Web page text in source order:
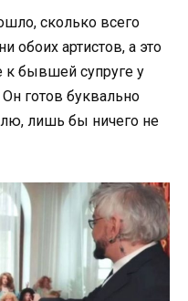
сколько всего
обоих артистов, а это
к бывшей супруге у
Он готов буквально
лишь бы ничего не